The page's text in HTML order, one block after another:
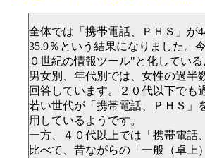
全体では「携帯電話、ＰＨＳ」が
35.9％という結果になりました。
０世紀の情報ツール"と化している
男女別、年代別では、女性の過半
回答しています。２０代以下でも
若い世代が「携帯電話、ＰＨＳ」
用しているようです。
一方、４０代以上では「携帯電話
比べて、昔ながらの「一般（卓上